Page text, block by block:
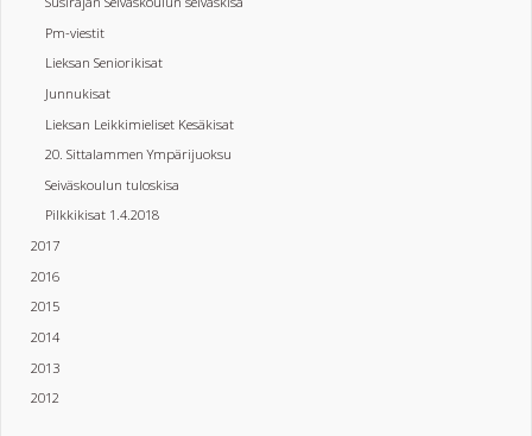
Pm-viestit
Lieksan Seniorikisat
Junnukisat
Lieksan Leikkimieliset Kesäkisat
20. Sittalammen Ympärijuoksu
Seiväskoulun tuloskisa
Pilkkikisat 1.4.2018
2017
2016
2015
2014
2013
2012